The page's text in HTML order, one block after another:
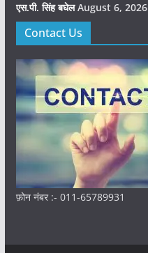
एस.पी. सिंह बघेल August 6, 2026
Contact Us
फ़ोन नंबर :- 011-65789931